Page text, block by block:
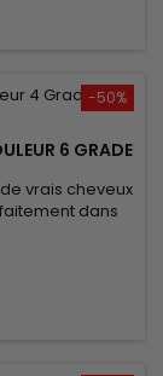
-50%
6 GRADE
vrais cheveux
dans
ou sa
100% rémy
donne un look